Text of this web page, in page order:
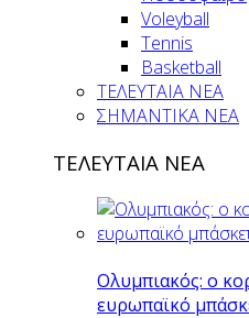
Voleyball
Tennis
Basketball
ΤΕΛΕΥΤΑΙΑ ΝΕΑ
ΣΗΜΑΝΤΙΚΑ ΝΕΑ
ΤΕΛΕΥΤΑΙΑ ΝΕΑ
Ολυμπιακός: ο
ευρωπαϊκό